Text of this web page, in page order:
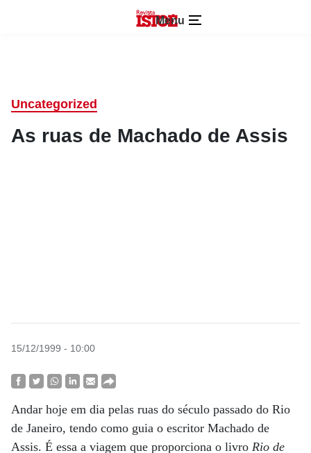
Menu
Uncategorized
As ruas de Machado de Assis
15/12/1999 - 10:00
Andar hoje em dia pelas ruas do século passado do Rio
de Janeiro, tendo como guia o escritor Machado de
Assis. É essa a viagem que proporciona o livro Rio de